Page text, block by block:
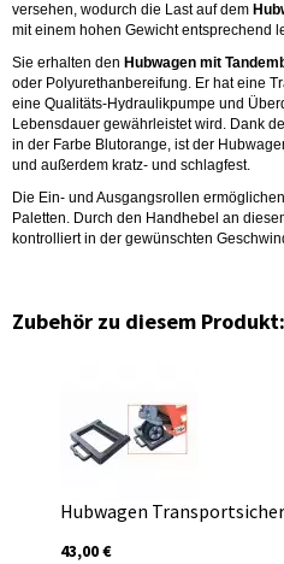
versehen, wodurch die Last auf dem
mit einem hohen Gewicht entsprechend
Sie erhalten den Hubwagen mit
oder Polyurethanbereifung. Er hat eine
eine Qualitäts-Hydraulikpumpe und
Lebensdauer gewährleistet wird. Dank
in der Farbe Blutorange, ist der
und außerdem kratz- und schlagfest.
Die Ein- und Ausgangsrollen
Paletten. Durch den Handhebel an
kontrolliert in der gewünschten
Zubehör zu diesem Produkt:
Hubwagen
43,00 €